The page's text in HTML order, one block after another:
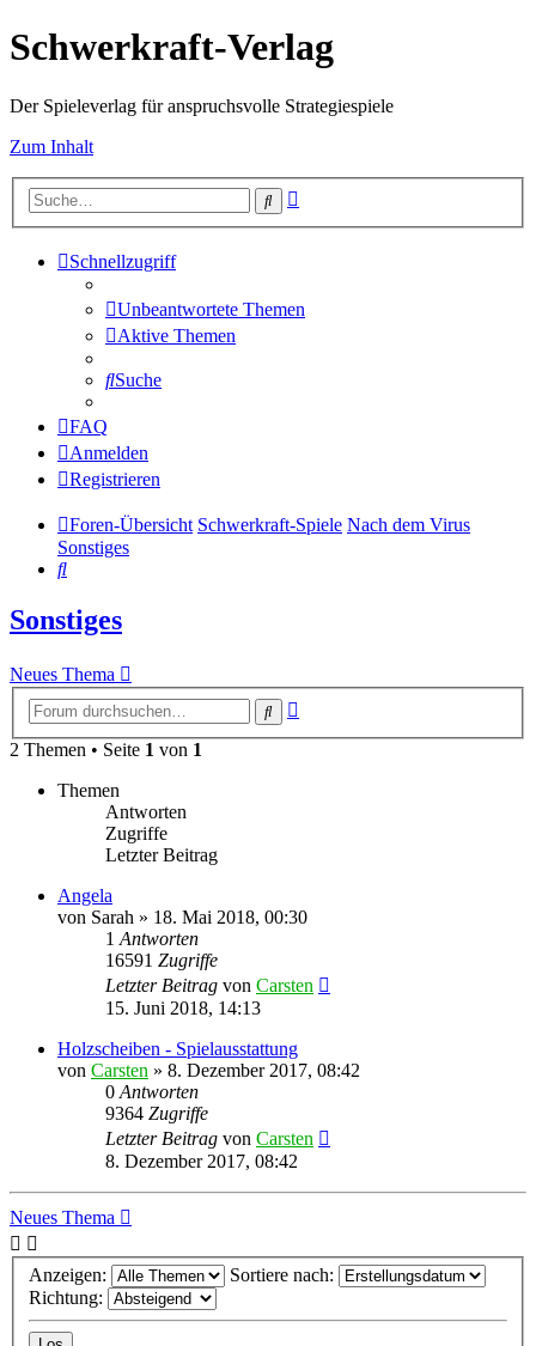
Schwerkraft-Verlag
Der Spieleverlag für anspruchsvolle Strategiespiele
Zum Inhalt
Suche
Schnellzugriff
Unbeantwortete Themen
Aktive Themen
Suche
FAQ
Anmelden
Registrieren
Foren-Übersicht Schwerkraft-Spiele Nach dem Virus
Sonstiges
Suche
Sonstiges
Neues Thema
Suche
2 Themen • Seite 1 von 1
Themen
Antworten
Zugriffe
Letzter Beitrag
Angela
von Sarah » 18. Mai 2018, 00:30
1 Antworten
16591 Zugriffe
Letzter Beitrag von Carsten
15. Juni 2018, 14:13
Holzscheiben - Spielausstattung
von Carsten » 8. Dezember 2017, 08:42
0 Antworten
9364 Zugriffe
Letzter Beitrag von Carsten
8. Dezember 2017, 08:42
Neues Thema
Anzeigen:
Sortiere nach:
Richtung: